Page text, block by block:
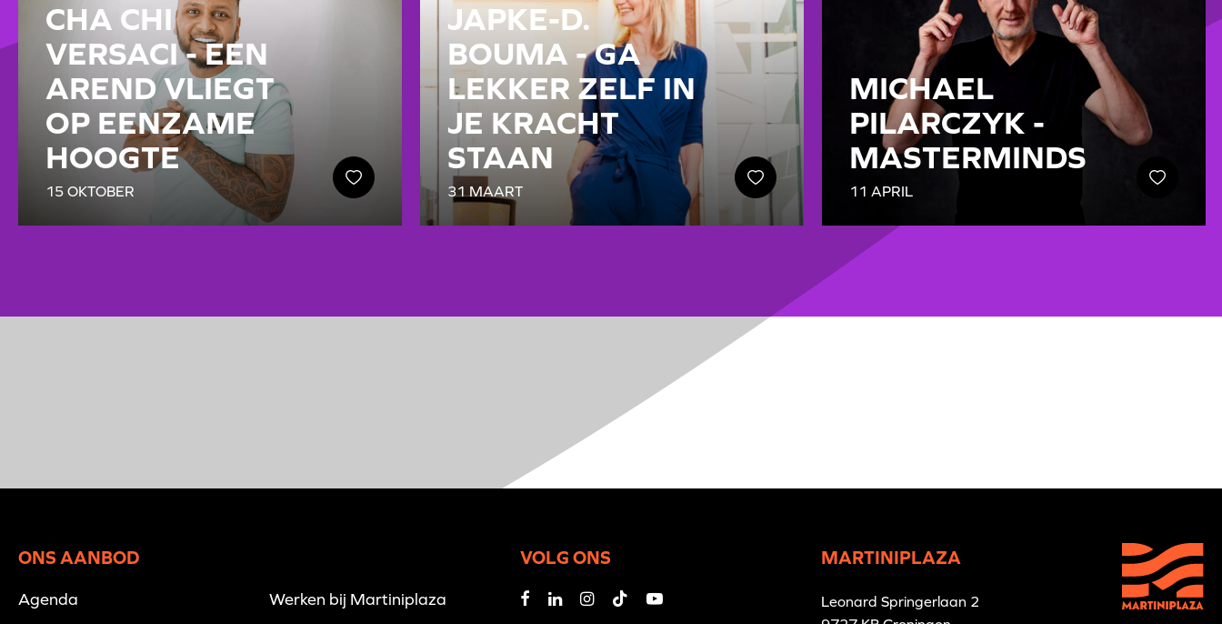
CHA CHI
VERSACI - EEN
AREND VLIEGT
OP EENZAME
HOOGTE
15 OKTOBER
JAPKE-D.
BOUMA - GA
LEKKER ZELF IN
JE KRACHT
STAAN
31 MAART
MICHAEL
PILARCZYK -
MASTERMINDS
11 APRIL
ONS AANBOD
Agenda Werken bij Martiniplaza
VOLG ONS MARTINIPLAZA
Leonard Springerlaan 2